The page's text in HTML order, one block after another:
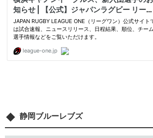
静岡ブルーレブズ